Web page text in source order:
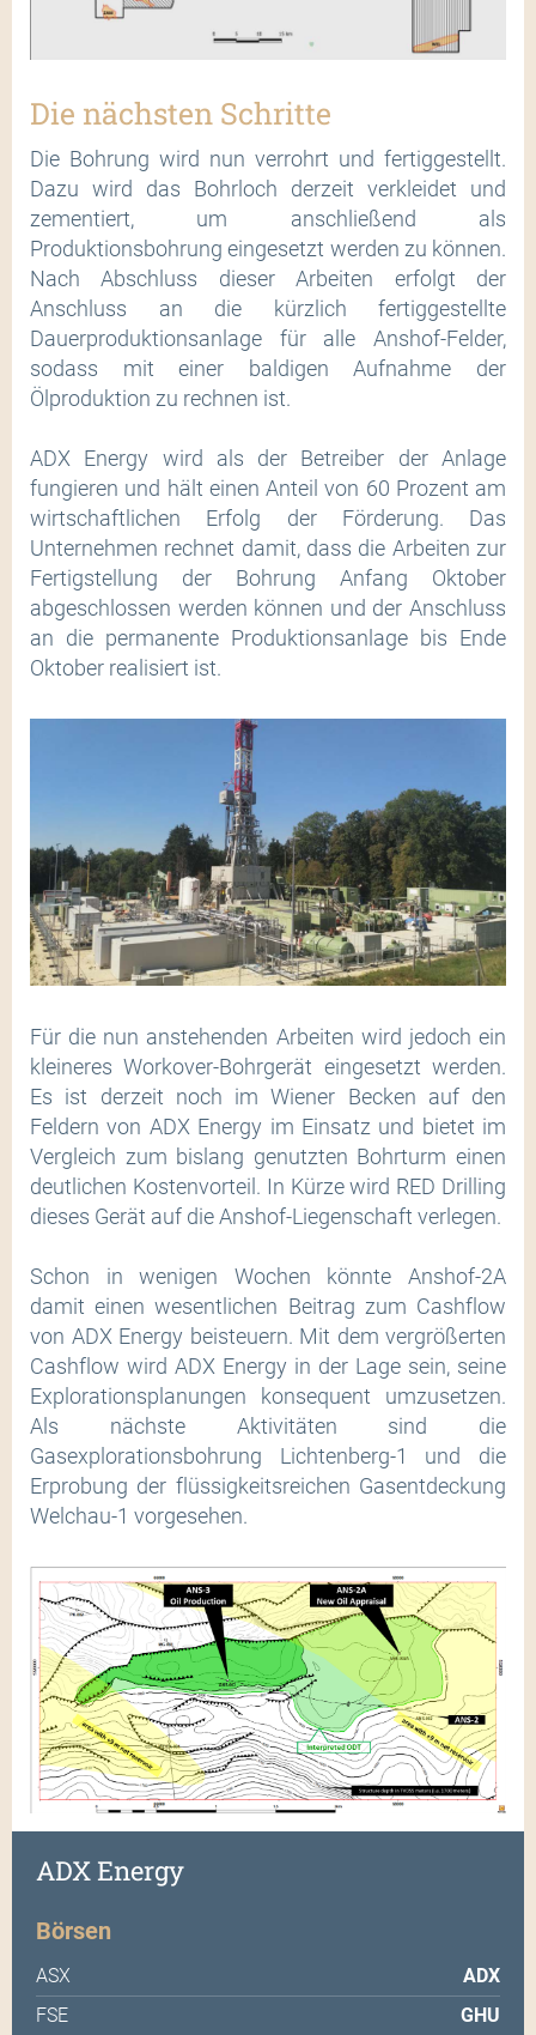
Die nächsten Schritte
Die Bohrung wird nun verrohrt und fertiggestellt.
Dazu wird das Bohrloch derzeit verkleidet und
zementiert, um anschließend als
Produktionsbohrung eingesetzt werden zu können.
Nach Abschluss dieser Arbeiten erfolgt der
Anschluss an die kürzlich fertiggestellte
Dauerproduktionsanlage für alle Anshof-Felder,
sodass mit einer baldigen Aufnahme der
Ölproduktion zu rechnen ist.
ADX Energy wird als der Betreiber der Anlage
fungieren und hält einen Anteil von 60 Prozent am
wirtschaftlichen Erfolg der Förderung. Das
Unternehmen rechnet damit, dass die Arbeiten zur
Fertigstellung der Bohrung Anfang Oktober
abgeschlossen werden können und der Anschluss
an die permanente Produktionsanlage bis Ende
Oktober realisiert ist.
Für die nun anstehenden Arbeiten wird jedoch ein
kleineres Workover-Bohrgerät eingesetzt werden.
Es ist derzeit noch im Wiener Becken auf den
Feldern von ADX Energy im Einsatz und bietet im
Vergleich zum bislang genutzten Bohrturm einen
deutlichen Kostenvorteil. In Kürze wird RED Drilling
dieses Gerät auf die Anshof-Liegenschaft verlegen.
Schon in wenigen Wochen könnte Anshof-2A
damit einen wesentlichen Beitrag zum Cashflow
von ADX Energy beisteuern. Mit dem vergrößerten
Cashflow wird ADX Energy in der Lage sein, seine
Explorationsplanungen konsequent umzusetzen.
Als nächste Aktivitäten sind die
Gasexplorationsbohrung Lichtenberg-1 und die
Erprobung der flüssigkeitsreichen Gasentdeckung
Welchau-1 vorgesehen.
ADX Energy
Börsen
ASX
ADX
FSE
GHU